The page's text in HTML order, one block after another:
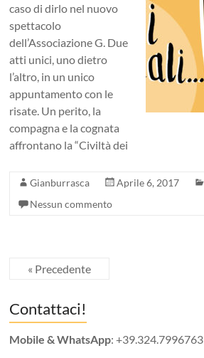
caso di dirlo nel nuovo
spettacolo
dell’Associazione G. Due
atti unici, uno dietro
l’altro, in un unico
appuntamento con le
risate. Un perito, la
compagna e la cognata
affrontano la “Civiltà dei
Gianburrasca Aprile 6, 2017
Nessun commento
« Precedente
Contattaci!
Mobile & WhatsApp: +39.324.7996763